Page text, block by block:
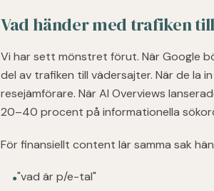
Vad händer med trafiken
Vi har sett mönstret förut. När Google
del av trafiken till vädersajter. När de la
resejämförare. När AI Overviews
20–40 procent på informationella
För finansiellt content lär samma sak
●"vad är p/e-tal"